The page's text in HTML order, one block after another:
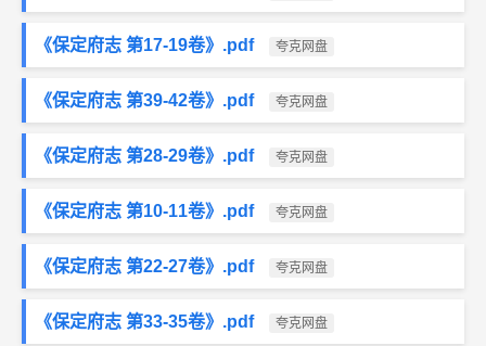
《保定府志 第17-19卷》.pdf 夸克网盘
《保定府志 第39-42卷》.pdf 夸克网盘
《保定府志 第28-29卷》.pdf 夸克网盘
《保定府志 第10-11卷》.pdf 夸克网盘
《保定府志 第22-27卷》.pdf 夸克网盘
《保定府志 第33-35卷》.pdf 夸克网盘